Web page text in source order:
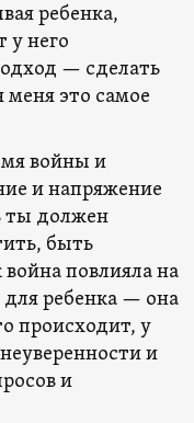
ребенка,
у него
— сделать
это самое
войны и
и напряжение
ты должен
быть
повлияла на
ребенка — она
происходит, у
и
и